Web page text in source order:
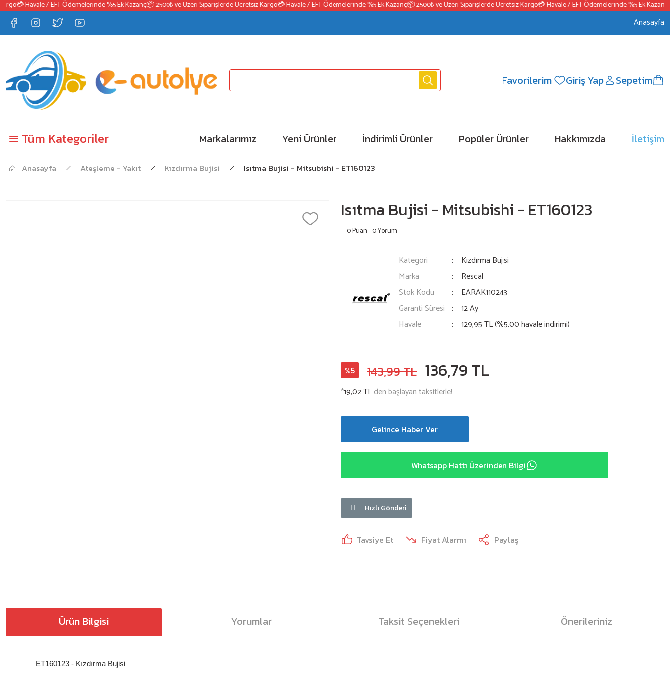
💳 Havale / EFT Ödemelerinde %5 Ek Kazanç📦 2500₺ ve Üzeri Siparişlerde Ücretsiz Kargo💳 Havale / EFT Ödemelerinde %5 Ek Kazanç📦 2500₺ ve Üzeri Siparişlerde Ücretsiz Kargo💳 Havale / EFT Ödemelerinde %5 Ek Kazanç
Anasayfa
Favorilerim Giriş Yap Sepetim
Tüm Kategoriler Markalarımız Yeni Ürünler İndirimli Ürünler Popüler Ürünler Hakkımızda İletişim
Anasayfa Ateşleme - Yakıt Kızdırma Bujisi Isıtma Bujisi - Mitsubishi - ET160123
Isıtma Bujisi - Mitsubishi - ET160123
0 Puan - 0 Yorum
Kategori
Kızdırma Bujisi
Marka
Rescal
Stok Kodu
EARAK110243
Garanti Süresi
12 Ay
Havale
129,95 TL (%5,00 havale indirimi)
%5 143,99 TL 136,79 TL
*19,02 TLden başlayan taksitlerle!
Gelince Haber Ver
Whatsapp Hattı Üzerinden Bilgi
Hızlı Gönderi
Tavsiye Et Fiyat Alarmı Paylaş
Ürün Bilgisi Yorumlar Taksit Seçenekleri Önerileriniz
ET160123 - Kızdırma Bujisi